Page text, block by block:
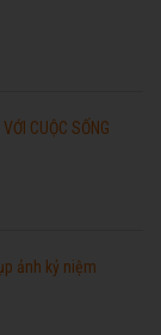
CUỘC SỐNG
ảnh kỷ niệm